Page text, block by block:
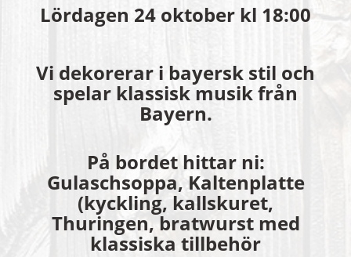
Lördagen 24 oktober kl 18:00
Vi dekorerar i bayersk stil och
spelar klassisk musik från
Bayern.
På bordet hittar ni:
Gulaschsoppa, Kaltenplatte
(kyckling, kallskuret,
Thuringen, bratwurst med
klassiska tillbehör